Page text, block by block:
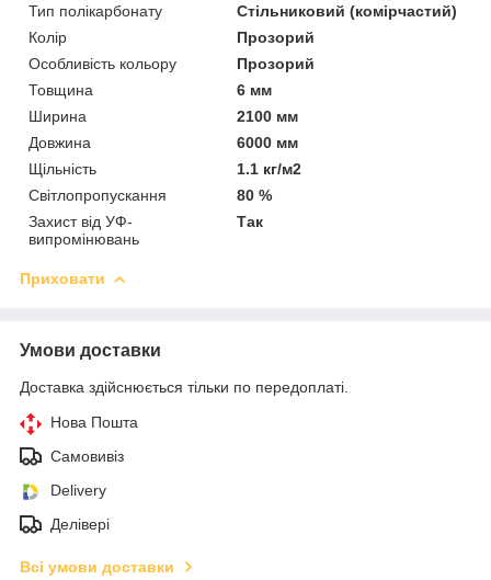
Тип полікарбонату
Стільниковий (комірчастий)
Колір
Прозорий
Особливість кольору
Прозорий
Товщина
6 мм
Ширина
2100 мм
Довжина
6000 мм
Щільність
1.1 кг/м2
Світлопропускання
80 %
Захист від УФ-
випромінювань
Так
Приховати
Умови доставки
Доставка здійснюється тільки по передоплаті.
Нова Пошта
Самовивіз
Delivery
Делівері
Всі умови доставки